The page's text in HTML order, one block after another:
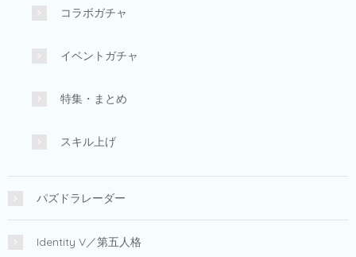
コラボガチャ
イベントガチャ
特集・まとめ
スキル上げ
パズドラレーダー
Identity V／第五人格